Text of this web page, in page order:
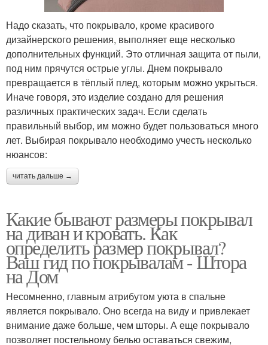
Надо сказать, что покрывало, кроме красивого
дизайнерского решения, выполняет еще несколько
дополнительных функций. Это отличная защита от пыли,
под ним прячутся острые углы. Днем покрывало
превращается в тёплый плед, которым можно укрыться.
Иначе говоря, это изделие создано для решения
различных практических задач. Если сделать
правильный выбор, им можно будет пользоваться много
лет. Выбирая покрывало необходимо учесть несколько
нюансов:
читать дальше →
Какие бывают размеры покрывал
на диван и кровать. Как
определить размер покрывал?
Ваш гид по покрывалам - Штора
на Дом
Несомненно, главным атрибутом уюта в спальне
является покрывало. Оно всегда на виду и привлекает
внимание даже больше, чем шторы. А еще покрывало
позволяет постельному белью оставаться свежим,